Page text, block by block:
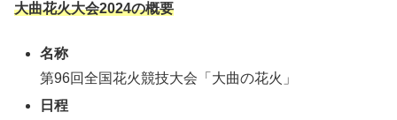
大曲花火大会2024の概要
名称
第96回全国花火競技大会「大曲の花火」
日程